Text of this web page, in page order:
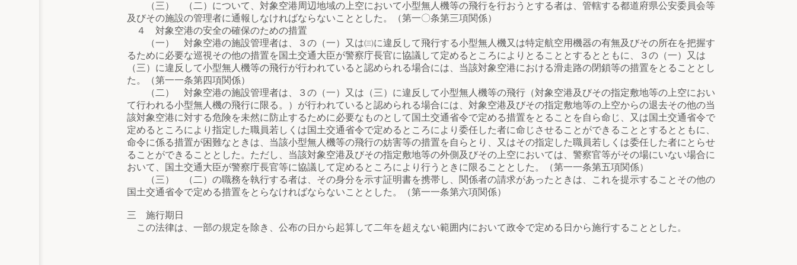
（三） （二）について、対象空港周辺地域の上空において小型無人機等の飛行を行おうとする者は、管轄する都道府県公安委員会等
及びその施設の管理者に通報しなければならないこととした。（第一〇条第三項関係）
４ 対象空港の安全の確保のための措置
（一） 対象空港の施設管理者は、３の（一）又は㈢に違反して飛行する小型無人機又は特定航空用機器の有無及びその所在を把握す
るために必要な巡視その他の措置を国土交通大臣が警察庁長官に協議して定めるところによりとることとするとともに、３の（一）又は
（三）に違反して小型無人機等の飛行が行われていると認められる場合には、当該対象空港における滑走路の閉鎖等の措置をとることとし
た。（第一一条第四項関係）
（二） 対象空港の施設管理者は、３の（一）又は（三）に違反して小型無人機等の飛行（対象空港及びその指定敷地等の上空におい
て行われる小型無人機の飛行に限る。）が行われていると認められる場合には、対象空港及びその指定敷地等の上空からの退去その他の当
該対象空港に対する危険を未然に防止するために必要なものとして国土交通省令で定める措置をとることを自ら命じ、又は国土交通省令で
定めるところにより指定した職員若しくは国土交通省令で定めるところにより委任した者に命じさせることができることとするとともに、
命令に係る措置が困難なときは、当該小型無人機等の飛行の妨害等の措置を自らとり、又はその指定した職員若しくは委任した者にとらせ
ることができることとした。ただし、当該対象空港及びその指定敷地等の外側及びその上空においては、警察官等がその場にいない場合に
おいて、国土交通大臣が警察庁長官等に協議して定めるところにより行うときに限ることとした。（第一一条第五項関係）
（三） （二）の職務を執行する者は、その身分を示す証明書を携帯し、関係者の請求があったときは、これを提示することその他の
国土交通省令で定める措置をとらなければならないこととした。（第一一条第六項関係）
三 施行期日
この法律は、一部の規定を除き、公布の日から起算して二年を超えない範囲内において政令で定める日から施行することとした。